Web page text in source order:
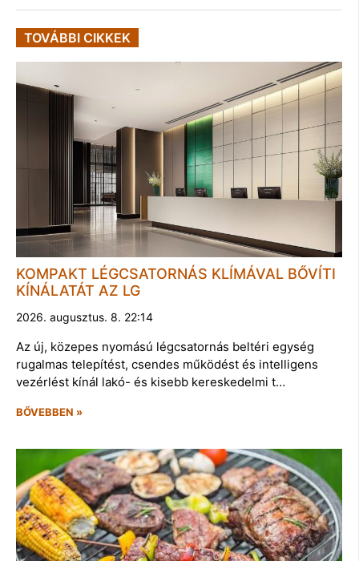
TOVÁBBI CIKKEK
KOMPAKT LÉGCSATORNÁS KLÍMÁVAL BŐVÍTI
KÍNÁLATÁT AZ LG
2026. augusztus. 8. 22:14
Az új, közepes nyomású légcsatornás beltéri egység
rugalmas telepítést, csendes működést és intelligens
vezérlést kínál lakó- és kisebb kereskedelmi t…
BŐVEBBEN »